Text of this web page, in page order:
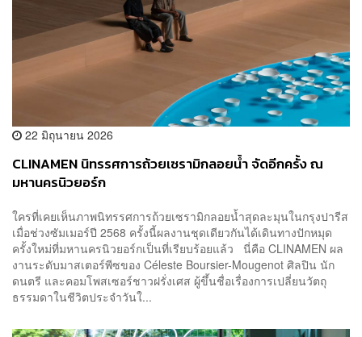
22 มิถุนายน 2026
CLINAMEN นิทรรศการถ้วยเซรามิกลอยน้ำ จัดอีกครั้ง ณ
มหานครนิวยอร์ก
ใครที่เคยเห็นภาพนิทรรศการถ้วยเซรามิกลอยน้ำสุดละมุนในกรุงปารีส
เมื่อช่วงซัมเมอร์ปี 2568 ครั้งนี้ผลงานชุดเดียวกันได้เดินทางปักหมุด
ครั้งใหม่ที่มหานครนิวยอร์กเป็นที่เรียบร้อยแล้ว นี่คือ CLINAMEN ผล
งานระดับมาสเตอร์พีซของ Céleste Boursier-Mougenot ศิลปิน นัก
ดนตรี และคอมโพสเซอร์ชาวฝรั่งเศส ผู้ขึ้นชื่อเรื่องการเปลี่ยนวัตถุ
ธรรมดาในชีวิตประจำวันใ...